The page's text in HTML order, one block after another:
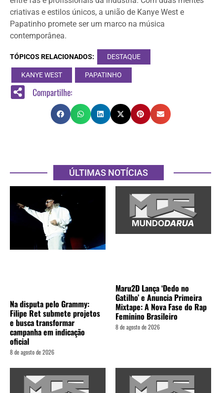
criativas e estilos únicos, a união de Kanye West e
Papatinho promete ser um marco na música
contemporânea.
TÓPICOS RELACIONADOS: DESTAQUE
KANYE WEST PAPATINHO
Compartilhe:
ÚLTIMAS NOTÍCIAS
Na disputa pelo Grammy:
Filipe Ret submete projetos
e busca transformar
campanha em indicação
oficial
8 de agosto de 2026
Maru2D Lança ‘Dedo no
Gatilho’ e Anuncia Primeira
Mixtape: A Nova Fase do Rap
Feminino Brasileiro
8 de agosto de 2026